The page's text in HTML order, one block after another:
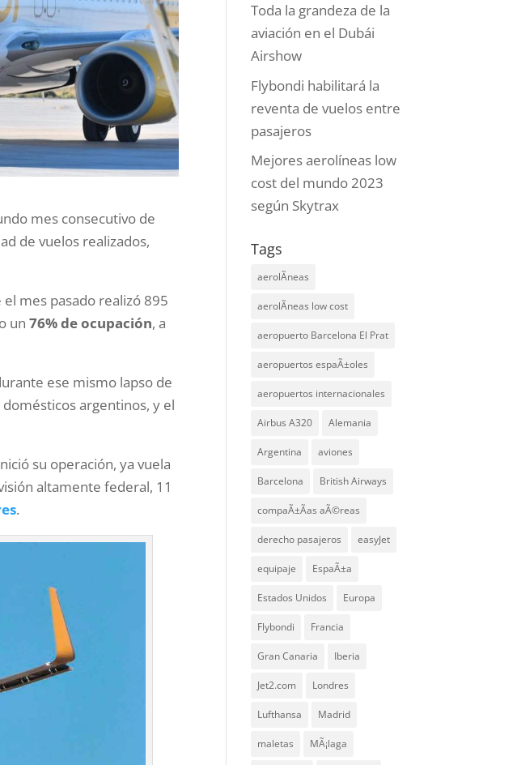
mes consecutivo de
de vuelos realizados,
mes pasado realizó 895
un76% de ocupación, a
ese mismo lapso de
argentinos, y el
su operación, ya vuela
altamente federal, 11
.
Toda la grandeza de la
aviación en el Dubái
Airshow
Flybondi habilitará la
reventa de vuelos entre
pasajeros
Mejores aerolíneas low
cost del mundo 2023
según Skytrax
Tags
aerolÃ­neas
aerolÃ­neas low cost
aeropuerto Barcelona El Prat
aeropuertos espaÃ±oles
aeropuertos internacionales
Airbus A320 Alemania
Argentina aviones
Barcelona British Airways
compaÃ±Ã­as aÃ©reas
derecho pasajeros easyJet
equipaje EspaÃ±a
Estados Unidos Europa
Flybondi Francia
Gran Canaria Iberia
Jet2.com Londres
Lufthansa Madrid
maletas MÃ¡laga